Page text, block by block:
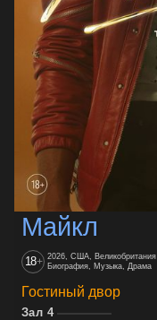
Майкл
18+ 2026, США, Великобритания
Биография, Музыка, Драма
Гостиный двор
Зал 4